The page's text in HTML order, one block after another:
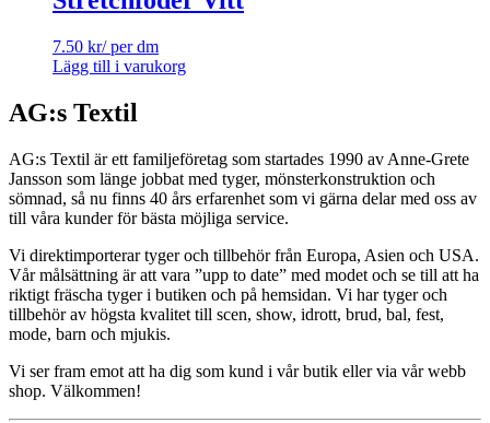
7.50 kr/ per dm
Lägg till i varukorg
AG:s Textil
AG:s Textil är ett familjeföretag som startades 1990 av Anne-Grete
Jansson som länge jobbat med tyger, mönsterkonstruktion och
sömnad, så nu finns 40 års erfarenhet som vi gärna delar med oss av
till våra kunder för bästa möjliga service.
Vi direktimporterar tyger och tillbehör från Europa, Asien och USA.
Vår målsättning är att vara ”upp to date” med modet och se till att ha
riktigt fräscha tyger i butiken och på hemsidan. Vi har tyger och
tillbehör av högsta kvalitet till scen, show, idrott, brud, bal, fest,
mode, barn och mjukis.
Vi ser fram emot att ha dig som kund i vår butik eller via vår webb
shop. Välkommen!